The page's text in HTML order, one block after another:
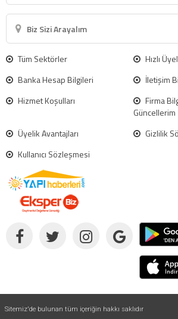
Biz Sizi Arayalım
Tüm Sektörler
Hızlı
Banka Hesap Bilgileri
İletişim
Hizmet Koşulları
Firma
Güncellerim
Üyelik Avantajları
Gizlilik
Kullanıcı Sözleşmesi
Sitemiz'de bulunan tüm içeriğin hakkı saklıdır